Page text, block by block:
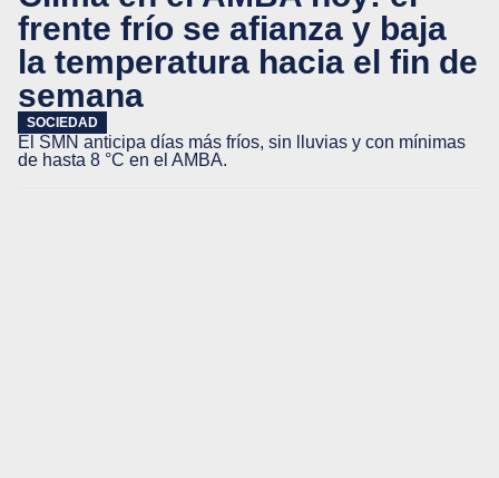
frente frío se afianza y baja
la temperatura hacia el fin de
semana
SOCIEDAD
El SMN anticipa días más fríos, sin lluvias y con mínimas
de hasta 8 °C en el AMBA.